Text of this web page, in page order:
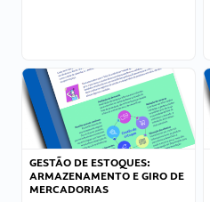
GESTÃO DE ESTOQUES:
ARMAZENAMENTO E GIRO DE
MERCADORIAS